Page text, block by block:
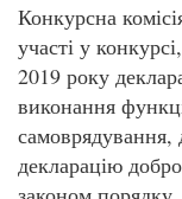
Конкурсна
участі у
2019 року
виконання
самоврядування,
декларацію